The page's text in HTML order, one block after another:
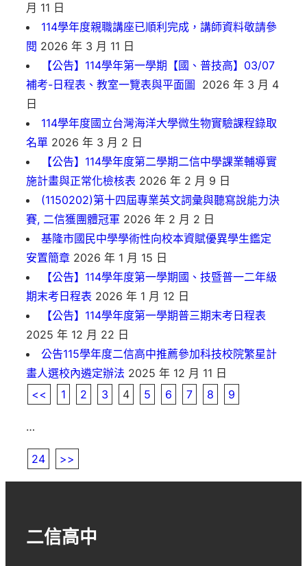
月 11 日
114學年度親職講座已順利完成，講師資料敬請參
閱 2026 年 3 月 11 日
【公告】114學年第一學期【國、普技高】03/07
補考-日程表、教室一覽表與平面圖
2026 年 3 月 4
日
114學年度國立台灣海洋大學微生物實驗課程錄取
名單 2026 年 3 月 2 日
【公告】114學年度第二學期二信中學課業輔導實
施計畫與正常化檢核表 2026 年 2 月 9 日
(1150202)第十四屆專業英文詞彙與聽寫說能力決
賽, 二信獲團體冠軍 2026 年 2 月 2 日
基隆市國民中學學術性向校本資賦優異學生鑑定
安置簡章 2026 年 1 月 15 日
【公告】114學年度第一學期國、技暨普一二年級
期末考日程表 2026 年 1 月 12 日
【公告】114學年度第一學期普三期末考日程表
2025 年 12 月 22 日
公告115學年度二信高中推薦參加科技校院繁星計
畫人選校內遴定辦法 2025 年 12 月 11 日
<<
1 2 3 4 5 6 7 8 9
…
24 >>
二信高中